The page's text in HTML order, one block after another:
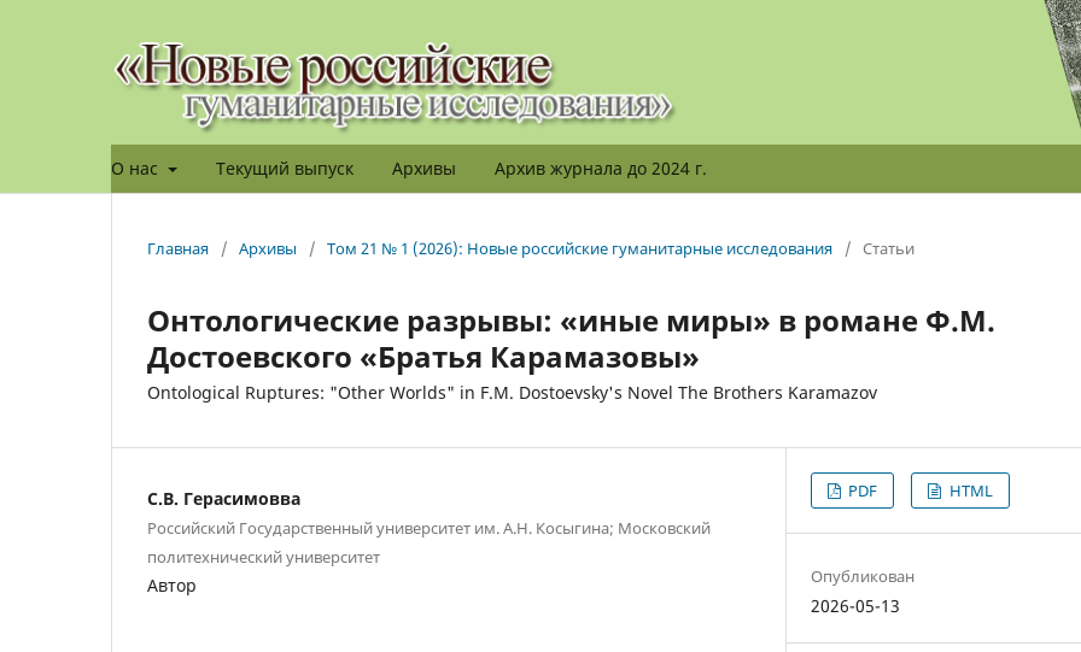
О нас Текущий выпуск Архивы Архив журнала до 2024 г.
Главная / Архивы / Том 21 № 1 (2026): Новые российские гуманитарные исследования / Статьи
Онтологические разрывы: «иные миры» в романе Ф.М.
Достоевского «Братья Карамазовы»
Ontological Ruptures: "Other Worlds" in F.M. Dostoevsky's Novel The Brothers Karamazov
С.В. Герасимовва
Российский Государственный университет им. А.Н. Косыгина; Московский
политехнический университет
Автор
PDF HTML
Опубликован
2026-05-13